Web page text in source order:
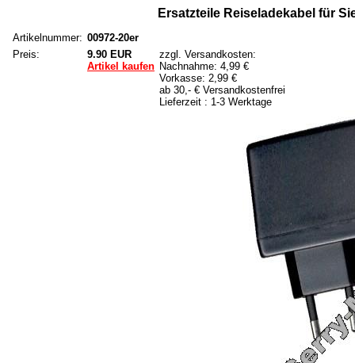
Ersatzteile Reiseladekabel für
Artikelnummer: 00972-20er
Preis:
9.90 EUR
Artikel kaufen
zzgl. Versandkosten:
Nachnahme: 4,99 €
Vorkasse: 2,99 €
ab 30,- € Versandkostenfrei
Lieferzeit : 1-3 Werktage